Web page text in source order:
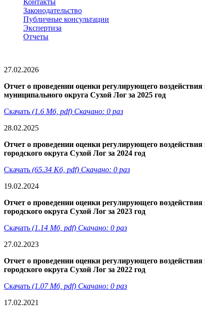
Законодательство
Публичные консультации
Экспертиза
Отчеты
27.02.2026
Отчет о проведении оценки регулирующего
муниципального округа Сухой Лог за 2025 год
Скачать (1.6 Мб, pdf) Скачано: 0 раз
28.02.2025
Отчет о проведении оценки регулирующего
городского округа Сухой Лог за 2024 год
Скачать (65.34 Кб, pdf) Скачано: 0 раз
19.02.2024
Отчет о проведении оценки регулирующего
городского округа Сухой Лог за 2023 год
Скачать (1.14 Мб, pdf) Скачано: 0 раз
27.02.2023
Отчет о проведении оценки регулирующего
городского округа Сухой Лог за 2022 год
Скачать (1.07 Мб, pdf) Скачано: 0 раз
17.02.2021